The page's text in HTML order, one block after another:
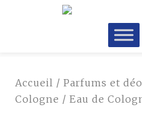
Accueil / Parfums et
Cologne / Eau de